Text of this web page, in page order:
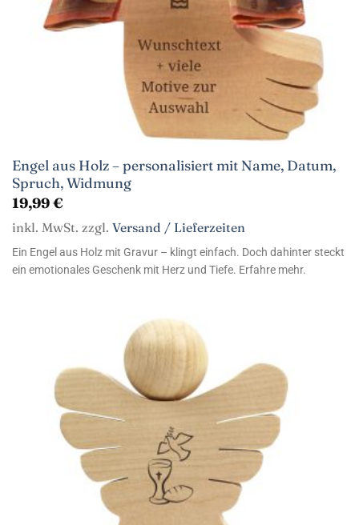
Engel aus Holz – personalisiert mit Name, Datum,
Spruch, Widmung
19,99€
inkl. MwSt. zzgl. Versand / Lieferzeiten
Ein Engel aus Holz mit Gravur – klingt einfach. Doch dahinter steckt
ein emotionales Geschenk mit Herz und Tiefe. Erfahre mehr.